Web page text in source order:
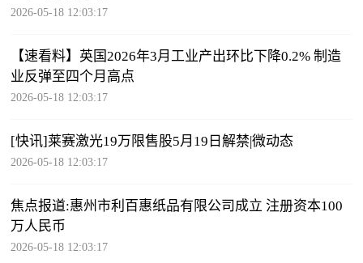
2026-05-18 12:03:17
【速看料】英国2026年3月工业产出环比下降0.2% 制造
业反弹至四个月高点
2026-05-18 12:03:17
[快讯]莱赛激光19万限售股5月19日解禁|微动态
2026-05-18 12:03:17
焦点报道:惠州市利百惠纸品有限公司成立 注册资本100
万人民币
2026-05-18 12:03:17